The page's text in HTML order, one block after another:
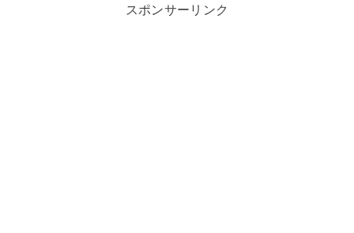
スポンサーリンク